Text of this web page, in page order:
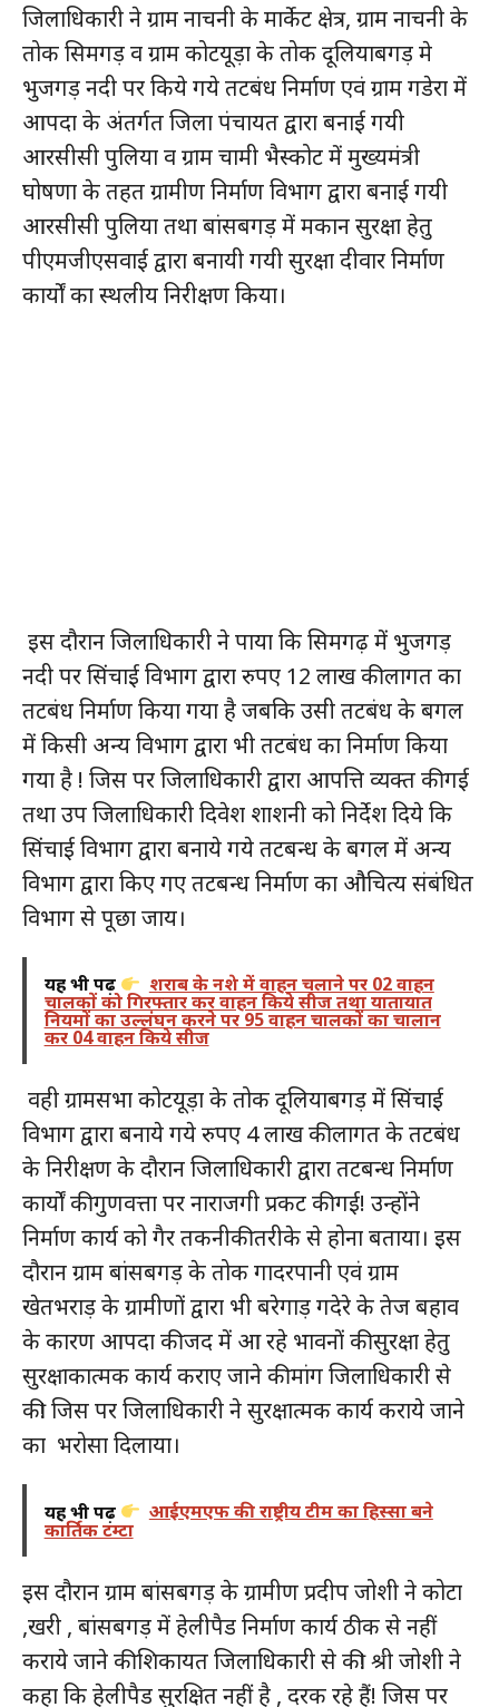
जिलाधिकारी ने ग्राम नाचनी के मार्केट क्षेत्र, ग्राम नाचनी के
तोक सिमगड़ व ग्राम कोटयूड़ा के तोक दूलियाबगड़ मे
भुजगड़ नदी पर किये गये तटबंध निर्माण एवं ग्राम गडेरा में
आपदा के अंतर्गत जिला पंचायत द्वारा बनाई गयी
आरसीसी पुलिया व ग्राम चामी भैस्कोट में मुख्यमंत्री
घोषणा के तहत ग्रामीण निर्माण विभाग द्वारा बनाई गयी
आरसीसी पुलिया तथा बांसबगड़ में मकान सुरक्षा हेतु
पीएमजीएसवाई द्वारा बनायी गयी सुरक्षा दीवार निर्माण
कार्यों का स्थलीय निरीक्षण किया।
इस दौरान जिलाधिकारी ने पाया कि सिमगढ़ में भुजगड़
नदी पर सिंचाई विभाग द्वारा रुपए 12 लाख की लागत का
तटबंध निर्माण किया गया है जबकि उसी तटबंध के बगल
में किसी अन्य विभाग द्वारा भी तटबंध का निर्माण किया
गया है ! जिस पर जिलाधिकारी द्वारा आपत्ति व्यक्त की गई
तथा उप जिलाधिकारी दिवेश शाशनी को निर्देश दिये कि
सिंचाई विभाग द्वारा बनाये गये तटबन्ध के बगल में अन्य
विभाग द्वारा किए गए तटबन्ध निर्माण का औचित्य संबंधित
विभाग से पूछा जाय।
यह भी पढ़ें शराब के नशे में वाहन चलाने पर 02 वाहन
चालकों को गिरफ्तार कर वाहन किये सीज तथा यातायात
नियमों का उल्लंघन करने पर 95 वाहन चालकों का चालान
कर 04 वाहन किये सीज
वही ग्रामसभा कोटयूड़ा के तोक दूलियाबगड़ में सिंचाई
विभाग द्वारा बनाये गये रुपए 4 लाख की लागत के तटबंध
के निरीक्षण के दौरान जिलाधिकारी द्वारा तटबन्ध निर्माण
कार्यों की गुणवत्ता पर नाराजगी प्रकट की गई! उन्होंने
निर्माण कार्य को गैर तकनीकी तरीके से होना बताया। इस
दौरान ग्राम बांसबगड़ के तोक गादरपानी एवं ग्राम
खेतभराड़ के ग्रामीणों द्वारा भी बरेगाड़ गदेरे के तेज बहाव
के कारण आपदा की जद में आ रहे भावनों की सुरक्षा हेतु
सुरक्षाकात्मक कार्य कराए जाने की मांग जिलाधिकारी से
की! जिस पर जिलाधिकारी ने सुरक्षात्मक कार्य कराये जाने
का भरोसा दिलाया।
यह भी पढ़ें आईएमएफ की राष्ट्रीय टीम का हिस्सा बने
कार्तिक टम्टा
इस दौरान ग्राम बांसबगड़ के ग्रामीण प्रदीप जोशी ने कोटा
,खरी , बांसबगड़ में हेलीपैड निर्माण कार्य ठीक से नहीं
कराये जाने की शिकायत जिलाधिकारी से की! श्री जोशी ने
कहा कि हेलीपैड सुरक्षित नहीं है , दरक रहे हैं! जिस पर